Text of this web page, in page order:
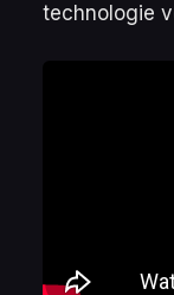
technologie